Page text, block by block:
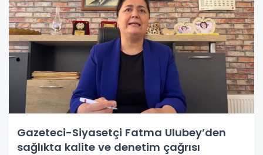
Gazeteci-Siyasetçi Fatma Ulubey’den
sağlıkta kalite ve denetim çağrısı